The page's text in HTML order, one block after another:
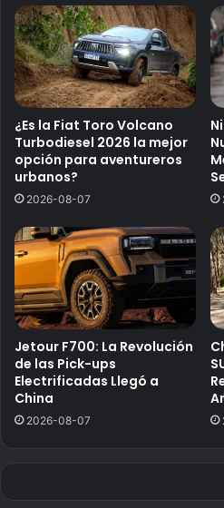
¿Es la Fiat Toro Volcano
Turbodiesel 2026 la mejor
opción para aventureros
urbanos?
2026-08-07
Jetour F700: La Revolución
de las Pick-ups
Electrificadas Llegó a
China
2026-08-07